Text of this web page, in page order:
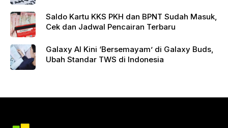
Saldo Kartu KKS PKH dan BPNT Sudah Masuk,
Cek dan Jadwal Pencairan Terbaru
Galaxy AI Kini ‘Bersemayam’ di Galaxy Buds,
Ubah Standar TWS di Indonesia